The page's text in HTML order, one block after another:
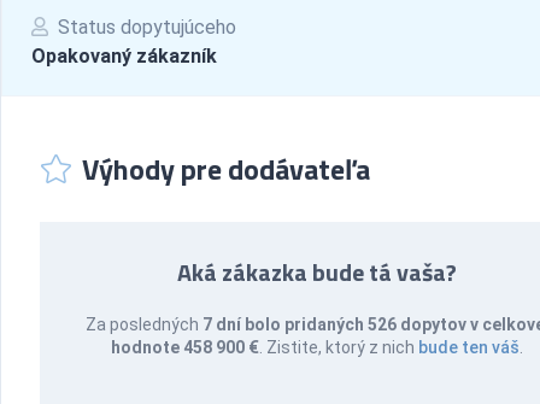
Status dopytujúceho
Opakovaný zákazník
Výhody pre dodávateľa
Aká zákazka bude tá vaša?
Za posledných 7 dní bolo pridaných 526 dopytov v
hodnote 458 900 € . Zistite, ktorý z nich bude ten váš